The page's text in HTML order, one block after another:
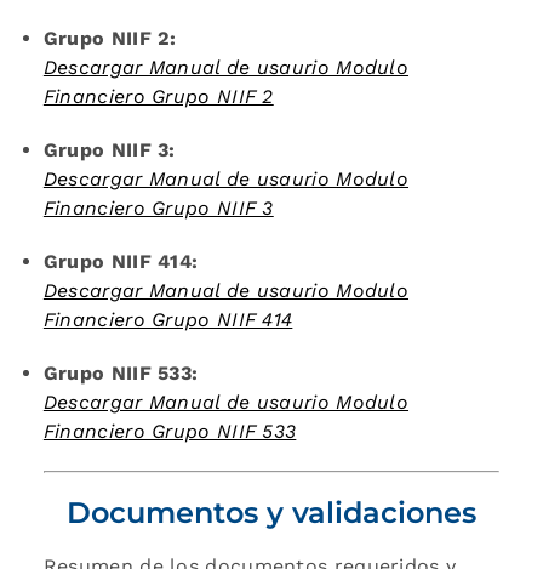
Grupo NIIF 2:
Descargar Manual de usaurio Modulo
Financiero Grupo NIIF 2
Grupo NIIF 3:
Descargar Manual de usaurio Modulo
Financiero Grupo NIIF 3
Grupo NIIF 414:
Descargar Manual de usaurio Modulo
Financiero Grupo NIIF 414
Grupo NIIF 533:
Descargar Manual de usaurio Modulo
Financiero Grupo NIIF 533
Documentos y validaciones